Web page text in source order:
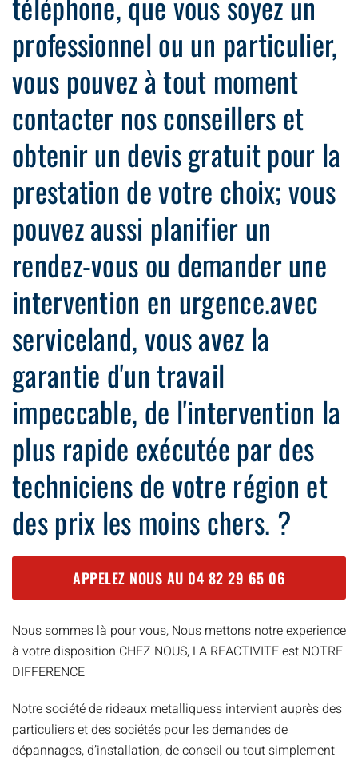
professionnel ou un particulier,
vous pouvez à tout moment
contacter nos conseillers et
obtenir un devis gratuit pour la
prestation de votre choix; vous
pouvez aussi planifier un
rendez-vous ou demander une
intervention en urgence.avec
serviceland, vous avez la
garantie d'un travail
impeccable, de l'intervention la
plus rapide exécutée par des
techniciens de votre région et
des prix les moins chers. ?
APPELEZ NOUS AU 04 82 29 65 06
Nous sommes là pour vous, Nous mettons notre experience
à votre disposition CHEZ NOUS, LA REACTIVITE est NOTRE
DIFFERENCE
Notre société de rideaux metalliquess intervient auprès des
particuliers et des sociétés pour les demandes de
dépannages, d’installation, de conseil ou tout simplement